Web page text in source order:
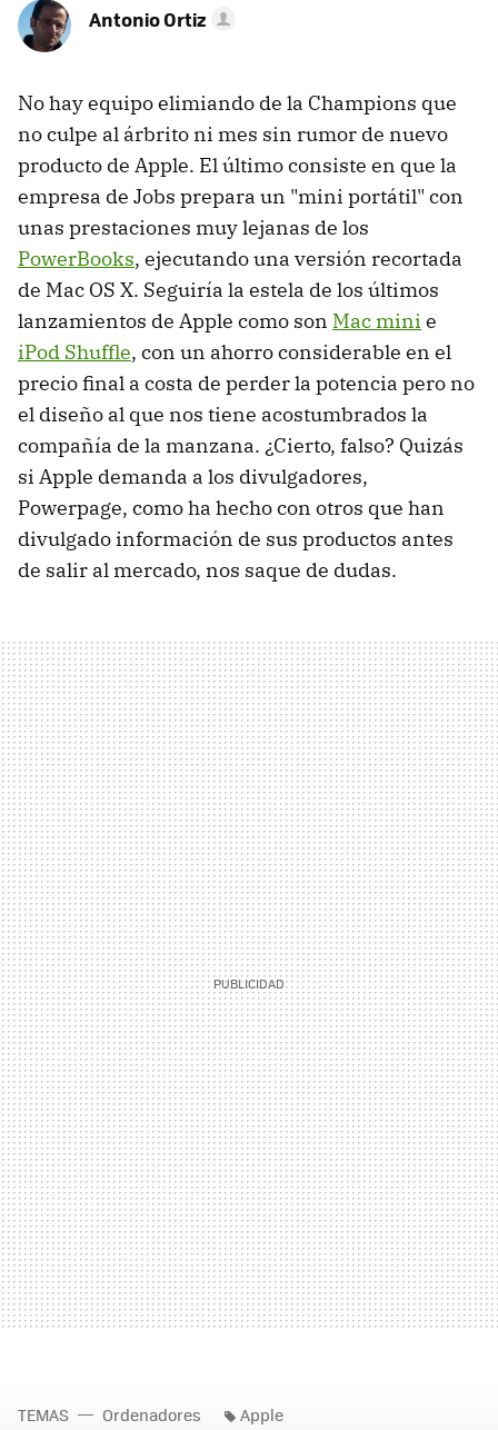
Antonio Ortiz
No hay equipo elimiando de la Champions que
no culpe al árbrito ni mes sin rumor de nuevo
producto de Apple. El último consiste en que la
empresa de Jobs prepara un "mini portátil" con
unas prestaciones muy lejanas de los
PowerBooks, ejecutando una versión recortada
de Mac OS X. Seguiría la estela de los últimos
lanzamientos de Apple como son Mac mini e
iPod Shuffle, con un ahorro considerable en el
precio final a costa de perder la potencia pero no
el diseño al que nos tiene acostumbrados la
compañía de la manzana. ¿Cierto, falso? Quizás
si Apple demanda a los divulgadores,
Powerpage, como ha hecho con otros que han
divulgado información de sus productos antes
de salir al mercado, nos saque de dudas.
TEMAS Ordenadores Apple